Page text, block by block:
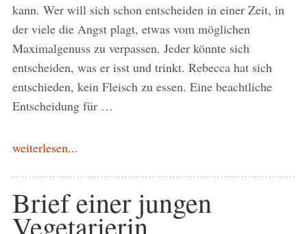
kann. Wer will sich schon entscheiden in einer Zeit, in
der viele die Angst plagt, etwas vom möglichen
Maximalgenuss zu verpassen. Jeder könnte sich
entscheiden, was er isst und trinkt. Rebecca hat sich
entschieden, kein Fleisch zu essen. Eine beachtliche
Entscheidung für …
weiterlesen...
Brief einer jungen
Vegetarierin